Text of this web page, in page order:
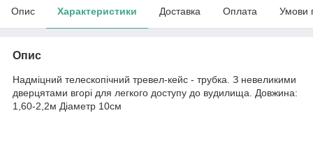
Опис Характеристики Доставка Оплата Умови
Опис
Надміцний телескопічний тревел-кейс - трубка. З невеликими
дверцятами вгорі для легкого доступу до вудилища. Довжина:
1,60-2,2м Діаметр 10см